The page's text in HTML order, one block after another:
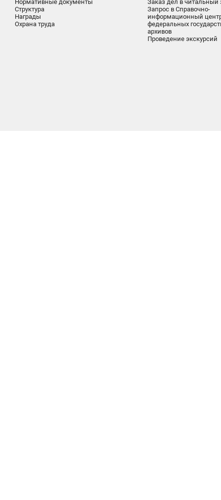
Нормативные документы
Структура
Награды
Охрана труда
Заказ дел в читальный
Запрос в Справочно-
информационный
федеральных
архивов
Проведение экскурсий